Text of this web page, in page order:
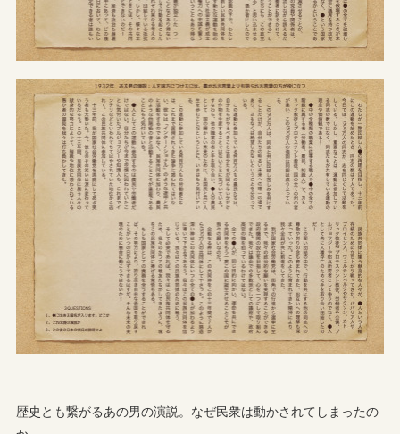
歴史とも繋がるあの男の演説。なぜ民衆は動かされてしまったの